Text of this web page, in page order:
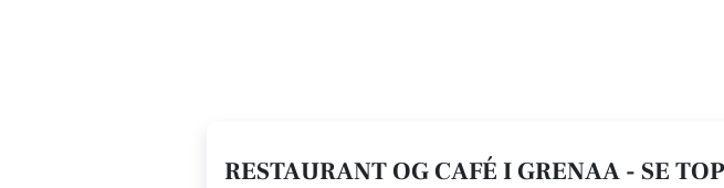
RESTAURANT OG CAFÉ I GRENAA - SE